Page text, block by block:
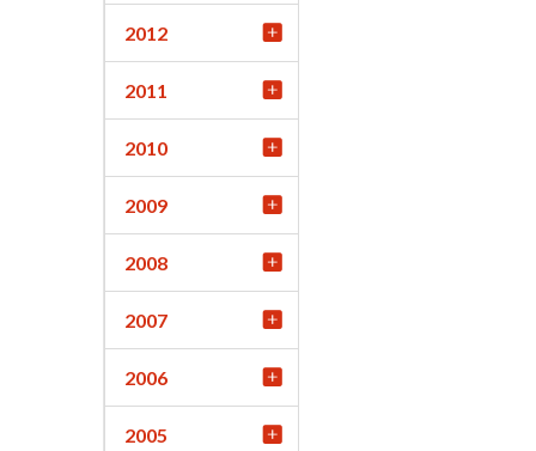
2012
2011
2010
2009
2008
2007
2006
2005